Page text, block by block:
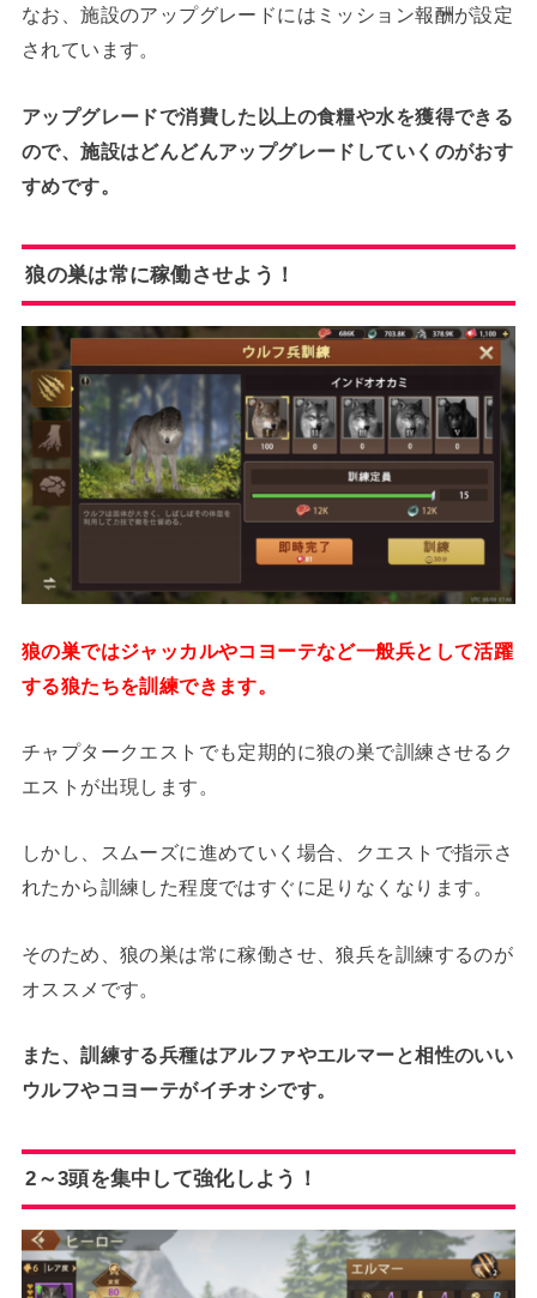
なお、施設のアップグレードにはミッション報酬が設定
されています。
アップグレードで消費した以上の食糧や水を獲得できる
ので、施設はどんどんアップグレードしていくのがおす
すめです。
狼の巣は常に稼働させよう！
狼の巣ではジャッカルやコヨーテなど一般兵として活躍
する狼たちを訓練できます。
チャプタークエストでも定期的に狼の巣で訓練させるク
エストが出現します。
しかし、スムーズに進めていく場合、クエストで指示さ
れたから訓練した程度ではすぐに足りなくなります。
そのため、狼の巣は常に稼働させ、狼兵を訓練するのが
オススメです。
また、訓練する兵種はアルファやエルマーと相性のいい
ウルフやコヨーテがイチオシです。
2～3頭を集中して強化しよう！